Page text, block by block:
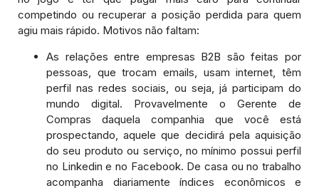
competindo ou recuperar a posição perdida para quem
agiu mais rápido. Motivos não faltam:
As relações entre empresas B2B são feitas por
pessoas, que trocam emails, usam internet, têm
perfil nas redes sociais, ou seja, já participam do
mundo digital. Provavelmente o Gerente de
Compras daquela companhia que você está
prospectando, aquele que decidirá pela aquisição
do seu produto ou serviço, no mínimo possui perfil
no Linkedin e no Facebook. De casa ou no trabalho
acompanha diariamente índices econômicos e